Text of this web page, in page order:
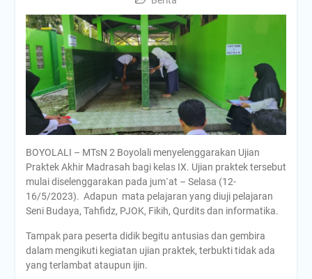
BOYOLALI – MTsN 2 Boyolali menyelenggarakan Ujian
Praktek Akhir Madrasah bagi kelas IX. Ujian praktek tersebut
mulai diselenggarakan pada jum`at – Selasa (12-
16/5/2023). Adapun mata pelajaran yang diuji pelajaran
Seni Budaya, Tahfidz, PJOK, Fikih, Qurdits dan informatika.
Tampak para peserta didik begitu antusias dan gembira
dalam mengikuti kegiatan ujian praktek, terbukti tidak ada
yang terlambat ataupun ijin.